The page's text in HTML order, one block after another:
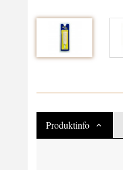
Produktinfo